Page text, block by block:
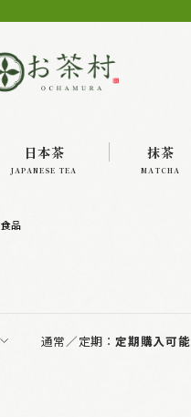
日本茶
JAPANESE TEA
抹茶
MATCHA
食品
通常／定期：定期購入可能